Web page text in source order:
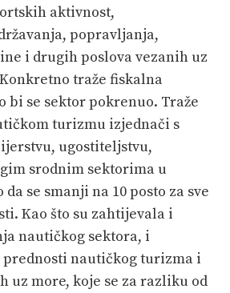
aktivnost,
popravljanja,
i drugih poslova vezanih uz
traže fiskalna
bi se sektor pokrenuo. Traže
turizmu izjednači s
ugostiteljstvu,
srodnim sektorima u
se smanji na 10 posto za sve
Kao što su zahtijevala i
nautičkog sektora, i
prednosti nautičkog turizma i
uz more, koje se za razliku od